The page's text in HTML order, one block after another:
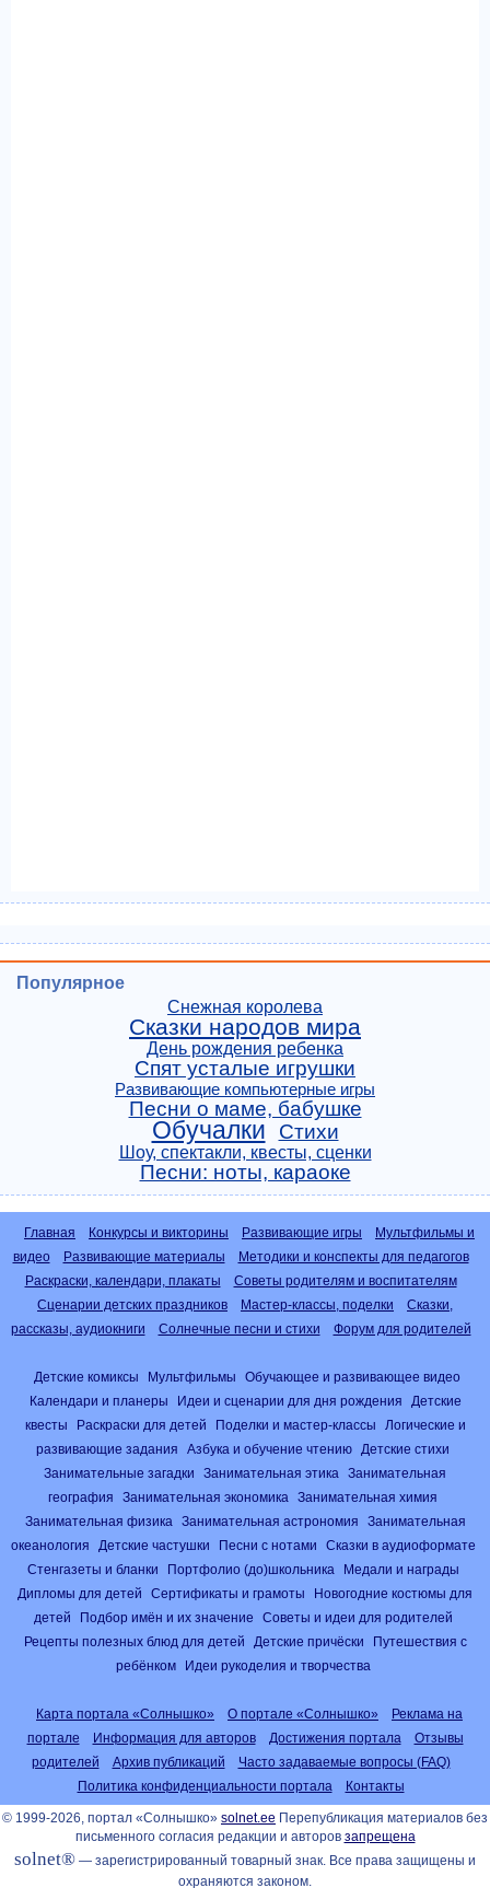
Популярное
Снежная королева
Сказки народов мира
День рождения ребенка
Спят усталые игрушки
Развивающие компьютерные игры
Песни о маме, бабушке
Обучалки Стихи
Шоу, спектакли, квесты, сценки
Песни: ноты, караоке
Главная Конкурсы и викторины Развивающие игры
Мультфильмы и
видео
Развивающие материалы
Методики и конспекты для педагогов
Раскраски, календари, плакаты
Советы родителям и воспитателям
Сценарии детских праздников
Мастер-классы, поделки
Сказки,
рассказы, аудиокниги
Солнечные песни и стихи Форум для родителей
Детские комиксы Мультфильмы
Обучающее и развивающее видео
Календари и планеры
Идеи и сценарии для дня рождения
Детские
квесты
Раскраски для детей Поделки и мастер-классы
Логические и
развивающие задания
Азбука и обучение чтению
Детские стихи
Занимательные загадки
Занимательная этика
Занимательная
география
Занимательная экономика
Занимательная химия
Занимательная физика
Занимательная астрономия
Занимательная
океанология
Детские частушки Песни с нотами
Сказки в аудиоформате
Стенгазеты и бланки
Портфолио (до)школьника
Медали и награды
Дипломы для детей
Сертификаты и грамоты
Новогодние костюмы для
детей
Подбор имён и их значение
Советы и идеи для родителей
Рецепты полезных блюд для детей
Детские причёски
Путешествия с
ребёнком
Идеи рукоделия и творчества
Карта портала «Солнышко» О портале «Солнышко»
Реклама на
портале
Информация для авторов Достижения портала
Отзывы
родителей
Архив публикаций
Часто задаваемые вопросы (FAQ)
Политика конфиденциальности портала
Контакты
© 1999-2026, портал «Солнышко» solnet.ee Перепубликация материалов без
письменного согласия редакции и авторов запрещена
solnet® — зарегистрированный товарный знак. Все права защищены и
охраняются законом.